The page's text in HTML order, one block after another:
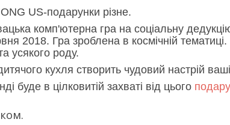
US-подарунки різне.
комп'ютерна гра на соціальну
2018. Гра зроблена в космічній
усякого роду.
кухля створить чудовий настрій
буде в цілковитій захваті від цього